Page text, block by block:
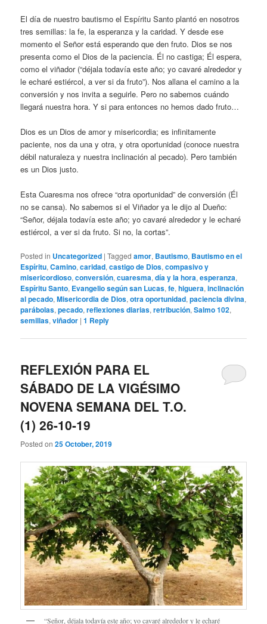
El día de nuestro bautismo el Espíritu Santo plantó en nosotros
tres semillas: la fe, la esperanza y la caridad. Y desde ese
momento el Señor está esperando que den fruto. Dios se nos
presenta como el Dios de la paciencia. Él no castiga; Él espera,
como el viñador (“déjala todavía este año; yo cavaré alrededor y
le echaré estiércol, a ver si da fruto”). Nos allana el camino a la
conversión y nos invita a seguirle. Pero no sabemos cuándo
llegará nuestra hora. Y si para entonces no hemos dado fruto…
Dios es un Dios de amor y misericordia; es infinitamente
paciente, nos da una y otra, y otra oportunidad (conoce nuestra
débil naturaleza y nuestra inclinación al pecado). Pero también
es un Dios justo.
Esta Cuaresma nos ofrece “otra oportunidad” de conversión (Él
no se cansa). No sabemos si el Viñador ya le dijo al Dueño:
“Señor, déjala todavía este año; yo cavaré alrededor y le echaré
estiércol, a ver si da fruto. Si no, la cortas”.
Posted in Uncategorized |Tagged amor, Bautismo, Bautismo en el
Espíritu,Camino,caridad,castigo de Dios,compasivo y
misericordioso,conversión,cuaresma,día y la hora,esperanza,
Espíritu Santo, Evangelio según san Lucas,fe,higuera,inclinación
al pecado,Misericordia de Dios,otra oportunidad,paciencia divina,
parábolas,pecado,reflexiones diarias,retribución,Salmo 102,
semillas,viñador |1 Reply
REFLEXIÓN PARA EL
SÁBADO DE LA VIGÉSIMO
NOVENA SEMANA DEL T.O.
(1) 26-10-19
Posted on25 October, 2019
“Señor, déjala todavía este año; yo cavaré alrededor y le echaré